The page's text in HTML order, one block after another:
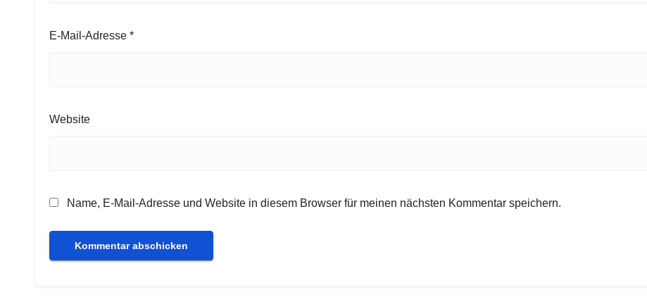
E-Mail-Adresse *
Website
Name, E-Mail-Adresse und Website in diesem Browser für meinen nächsten Kommentar speichern.